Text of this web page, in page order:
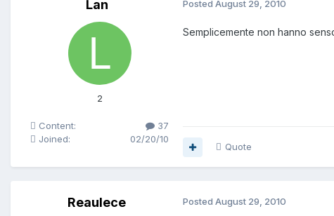
Lan
2
Content:
37
Joined:
02/20/10
Posted August 29, 2010
Semplicemente non hanno
Quote
Reaulece Posted August 29, 2010